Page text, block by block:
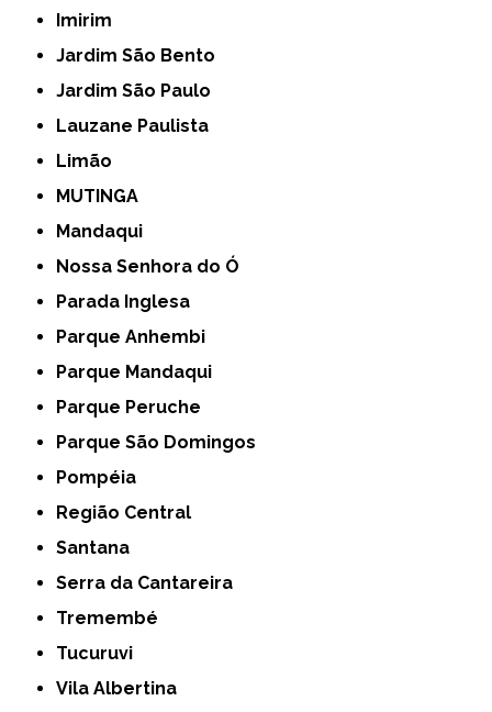
Imirim
Jardim São Bento
Jardim São Paulo
Lauzane Paulista
Limão
MUTINGA
Mandaqui
Nossa Senhora do Ó
Parada Inglesa
Parque Anhembi
Parque Mandaqui
Parque Peruche
Parque São Domingos
Pompéia
Região Central
Santana
Serra da Cantareira
Tremembé
Tucuruvi
Vila Albertina